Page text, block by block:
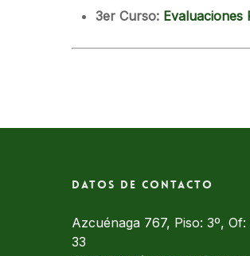
3er Curso: Evaluaciones
Datos de contacto
Azcuénaga 767, Piso: 3º, Of:
33